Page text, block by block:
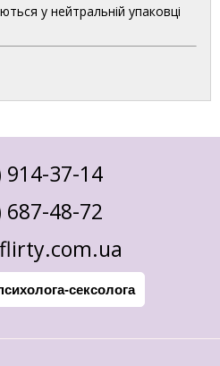
у нейтральній упаковці
914-37-14
687-48-72
сексолога